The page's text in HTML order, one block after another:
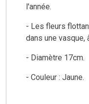
l'année.
- Les fleurs
dans une vasque,
- Diamètre 17cm.
- Couleur : Jaune.